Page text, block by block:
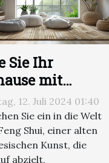
Sie Ihr
mit
Feng
Techniken
12. Juli 2024 01:40
Sie ein in die Welt
Shui, einer alten
Kunst, die
abzielt,